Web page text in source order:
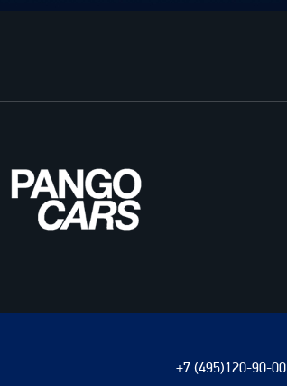
+7 (495)120-90-00